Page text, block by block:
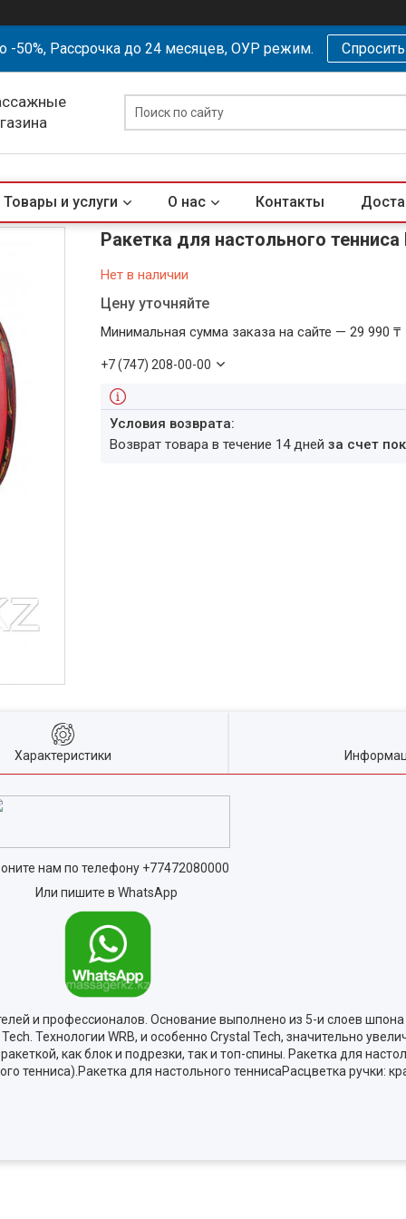
-50%, Рассрочка до 24 месяцев, ОУР режим.
Товары и услуги О нас Контакты
Ракетка для настольного
Нет в наличии
Цену уточняйте
Минимальная сумма заказа на сайте — 29 990 ₸
+7 (747) 208-00-00
возврат товара в течение 14 днейза счет
Характеристики
нам по телефону +77472080000
Или пишите в WhatsApp
и профессионалов. Основание выполнено из 5-и слоев
Технологии WRB, и особенно Crystal Tech, значительно
как блок и подрезки, так и топ-спины. Ракетка для
для настольного теннисаРасцветка ручки: